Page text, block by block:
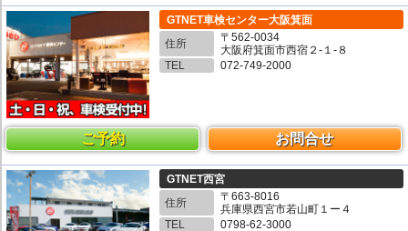
GTNET車検センター大阪箕面
住所
〒562-0034
大阪府箕面市西宿２-１-８
TEL
072-749-2000
ご予約 お問合せ
GTNET西宮
住所
〒663-8016
兵庫県西宮市若山町１ー４
TEL
0798-62-3000